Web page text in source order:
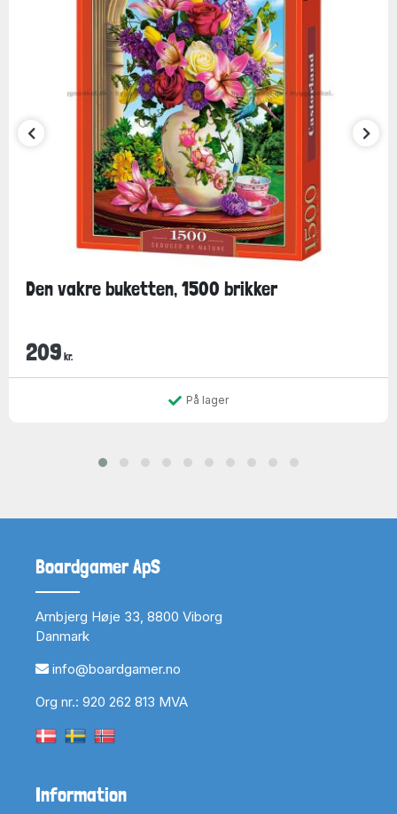
Den vakre buketten, 1500 brikker
209 kr.
På lager
Boardgamer ApS
Arnbjerg Høje 33, 8800 Viborg
Danmark
info@boardgamer.no
Org nr.: 920 262 813 MVA
Information